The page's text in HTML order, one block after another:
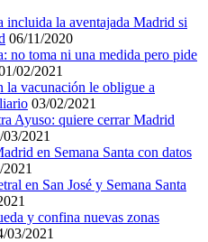
incluida la aventajada Madrid si
06/11/2020
no toma ni una medida pero pide
02/2021
la vacunación le obligue a
03/02/2021
Ayuso: quiere cerrar Madrid
03/2021
en Semana Santa con datos
en San José y Semana Santa
y confina nuevas zonas
03/2021